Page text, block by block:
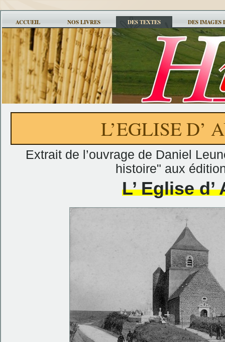
ACCUEIL NOS LIVRES DES TEXTES DES IMAGES
L’EGLISE D’
Extrait de l’ouvrage de Daniel
histoire" aux
L’ Eglise